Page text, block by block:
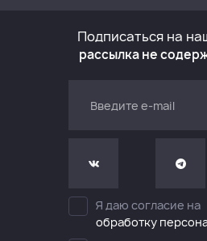
Подписаться на
рассылка не
Я даю согласие на
обработку